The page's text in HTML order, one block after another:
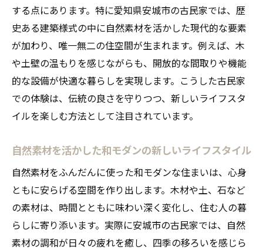
する点にあります。特に愛知県安城市の古民家では、歴
史ある建築様式の中に自然素材を活かした現代的な要素
が加わり、唯一無二の住空間が生まれます。例えば、木
や土壁の温もりを感じながらも、開放的な間取りや機能
的な設備が快適な暮らしを実現します。こうした古民家
での体験は、伝統の良さを守りつつ、新しいライフスタ
イルを楽しむ方法として注目されています。
自然素材を活かした和モダンの新しいライフスタイル
自然素材をふんだんに使った和モダンな住まいは、心身
ともに安らげる空間を作り出します。木材や土、石など
の素材は、時間とともに味わい深く変化し、住む人の暮
らしに寄り添います。実際に安城市の古民家では、自然
素材の調和が日々の疲れを癒し、四季の移ろいを感じら